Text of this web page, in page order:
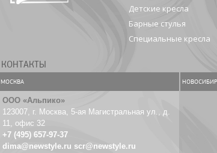
Детские кресла
Барные стулья
Специальные кресла
КОНТАКТЫ
МОСКВА
ООО «Альпико»
123007, г. Москва, 5-ая Магистральная ул., д.
11, офис 32
+7 (495) 657-97-37
dima@newstyle.ru scr@newstyle.ru